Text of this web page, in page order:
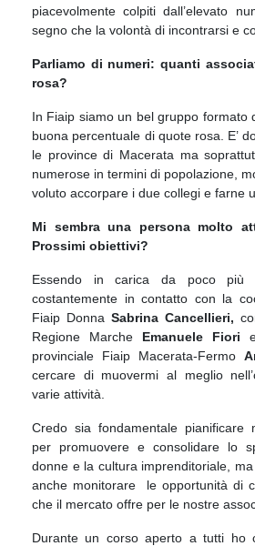
piacevolmente colpiti dall’elevato
segno che la volontà di incontrarsi e
Parliamo di numeri: quanti
rosa?
In Fiaip siamo un bel gruppo formato
buona percentuale di quote rosa. E’
le province di Macerata ma
numerose in termini di popolazione,
voluto accorpare i due collegi e farne
Mi sembra una persona molto
Prossimi obiettivi?
Essendo in carica da poco
costantemente in contatto con la
Fiaip Donna Sabrina Cancellieri,
Regione Marche Emanuele Fiori
provinciale Fiaip Macerata-Fermo
cercare di muovermi al meglio
varie attività.
Credo sia fondamentale pianificare
per promuovere e consolidare lo
donne e la cultura imprenditoriale,
anche monitorare le opportunità di
che il mercato offre per le nostre
Durante un corso aperto a tutti ho